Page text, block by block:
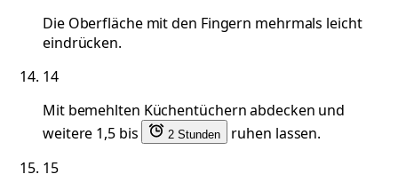
Die Oberfläche mit den Fingern mehrmals leicht
eindrücken.
14
Mit bemehlten Küchentüchern abdecken und
weitere 1,5 bis
2 Stunden
ruhen lassen.
15